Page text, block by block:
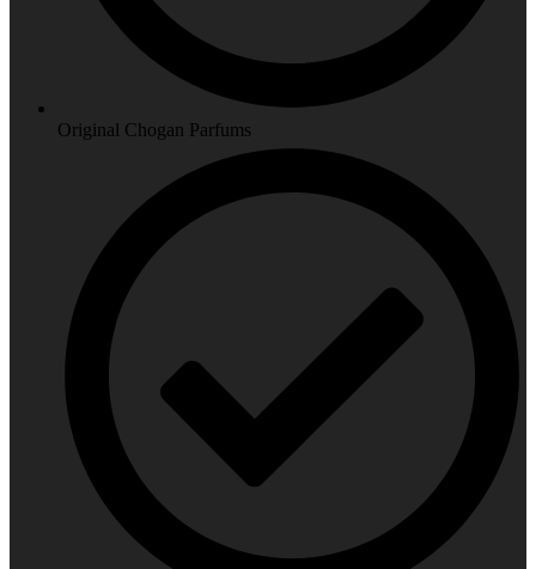
Original Chogan Parfums